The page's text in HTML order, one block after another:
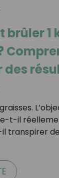
brûler 1
des
t-il
transpirer